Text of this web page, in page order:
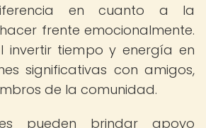
en cuanto a la
frente emocionalmente.
invertir tiempo y energía en
significativas con amigos,
de la comunidad.
pueden brindar apoyo